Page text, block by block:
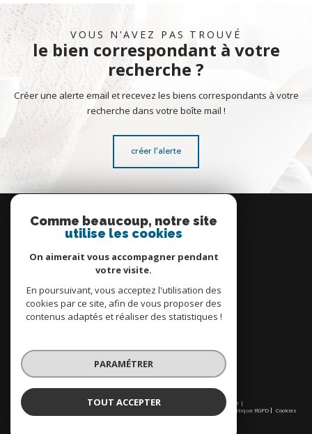
VOUS N'AVEZ PAS TROUVÉ
le bien correspondant à votre
recherche ?
Créer une alerte email et recevez les biens correspondants à votre
recherche dans votre boîte mail !
créer l'alerte
connecter
espace propriétaire
© 2026 | Tous droits réservés | Traduction powered by Google |
Nos honoraires
Politique RGPD Cookies
Comme beaucoup, notre site
utilise les cookies
On aimerait vous accompagner pendant
votre visite.
En poursuivant, vous acceptez l'utilisation des
cookies par ce site, afin de vous proposer des
contenus adaptés et réaliser des statistiques !
PARAMÉTRER
TOUT ACCEPTER